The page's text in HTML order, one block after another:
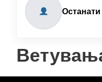
Останати